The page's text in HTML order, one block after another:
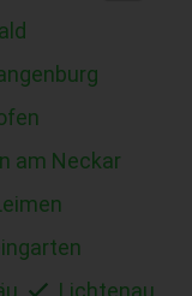
am Neckar
Lichtenau